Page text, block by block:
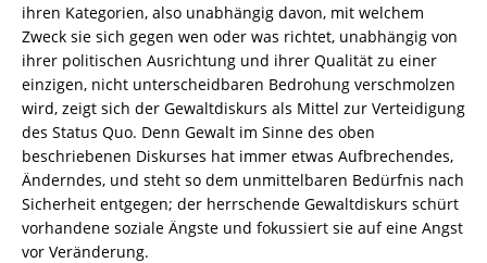
ihren Kategorien, also unabhängig davon, mit welchem
Zweck sie sich gegen wen oder was richtet, unabhängig von
ihrer politischen Ausrichtung und ihrer Qualität zu einer
einzigen, nicht unterscheidbaren Bedrohung verschmolzen
wird, zeigt sich der Gewaltdiskurs als Mittel zur Verteidigung
des Status Quo. Denn Gewalt im Sinne des oben
beschriebenen Diskurses hat immer etwas Aufbrechendes,
Änderndes, und steht so dem unmittelbaren Bedürfnis nach
Sicherheit entgegen; der herrschende Gewaltdiskurs schürt
vorhandene soziale Ängste und fokussiert sie auf eine Angst
vor Veränderung.